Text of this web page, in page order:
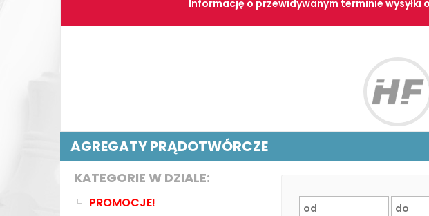
Informację o przewidywanym terminie
AGREGATY PRĄDOTWÓRCZE
KATEGORIE W DZIALE:
PROMOCJE!